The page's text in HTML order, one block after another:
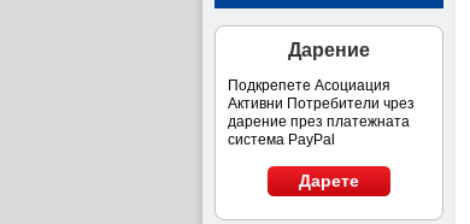
Дарение
Подкрепете Асоциация
Активни Потребители чрез
дарение през платежната
система PayPal
Дарете